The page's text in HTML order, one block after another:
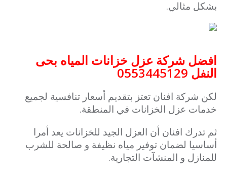
بشكل مثالي.
افضل شركة عزل خزانات المياه بحى
النفل 0553445129
لكن شركة افنان تعتز بتقديم أسعار تنافسية لجميع
خدمات عزل الخزانات في المنطقة.
ثم تدرك افنان أن العزل الجيد للخزانات يعد أمرا
أساسيا لضمان توفير مياه نظيفة و صالحة للشرب
للمنازل و المنشآت التجارية.